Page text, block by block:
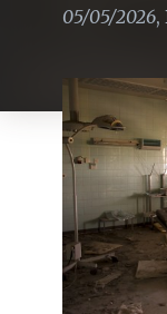
05/05/2026,